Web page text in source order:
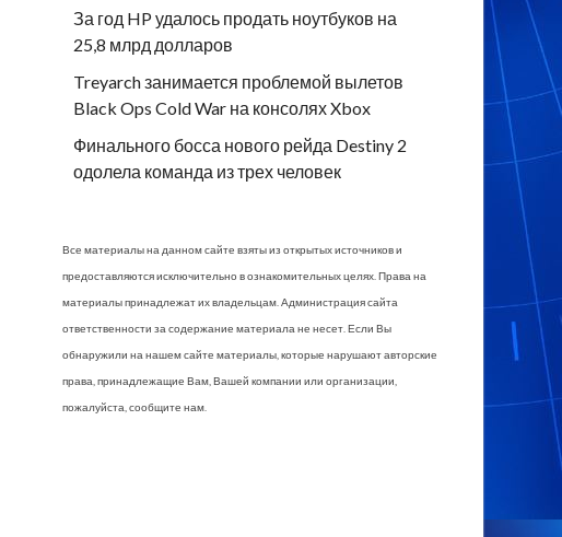
За год HP удалось продать ноутбуков на
25,8 млрд долларов
Treyarch занимается проблемой вылетов
Black Ops Cold War на консолях Xbox
Финального босса нового рейда Destiny 2
одолела команда из трех человек
Все материалы на данном сайте взяты из открытых источников и
предоставляются исключительно в ознакомительных целях. Права на
материалы принадлежат их владельцам. Администрация сайта
ответственности за содержание материала не несет. Если Вы
обнаружили на нашем сайте материалы, которые нарушают авторские
права, принадлежащие Вам, Вашей компании или организации,
пожалуйста, сообщите нам.